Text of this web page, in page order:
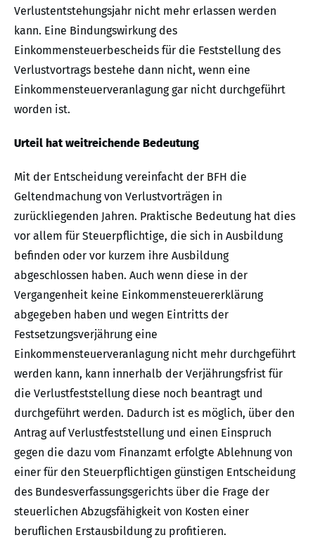
Verlustentstehungsjahr nicht mehr erlassen werden
kann. Eine Bindungswirkung des
Einkommensteuerbescheids für die Feststellung des
Verlustvortrags bestehe dann nicht, wenn eine
Einkommensteuerveranlagung gar nicht durchgeführt
worden ist.
Urteil hat weitreichende Bedeutung
Mit der Entscheidung vereinfacht der BFH die
Geltendmachung von Verlustvorträgen in
zurückliegenden Jahren. Praktische Bedeutung hat dies
vor allem für Steuerpflichtige, die sich in Ausbildung
befinden oder vor kurzem ihre Ausbildung
abgeschlossen haben. Auch wenn diese in der
Vergangenheit keine Einkommensteuererklärung
abgegeben haben und wegen Eintritts der
Festsetzungsverjährung eine
Einkommensteuerveranlagung nicht mehr durchgeführt
werden kann, kann innerhalb der Verjährungsfrist für
die Verlustfeststellung diese noch beantragt und
durchgeführt werden. Dadurch ist es möglich, über den
Antrag auf Verlustfeststellung und einen Einspruch
gegen die dazu vom Finanzamt erfolgte Ablehnung von
einer für den Steuerpflichtigen günstigen Entscheidung
des Bundesverfassungsgerichts über die Frage der
steuerlichen Abzugsfähigkeit von Kosten einer
beruflichen Erstausbildung zu profitieren.